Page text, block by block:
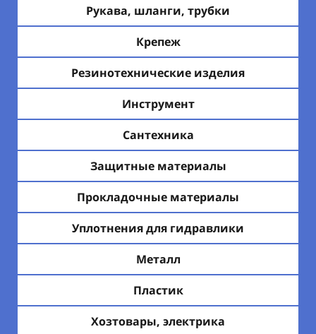
Рукава, шланги, трубки
Крепеж
Резинотехнические изделия
Инструмент
Сантехника
Защитные материалы
Прокладочные материалы
Уплотнения для гидравлики
Металл
Пластик
Хозтовары, электрика